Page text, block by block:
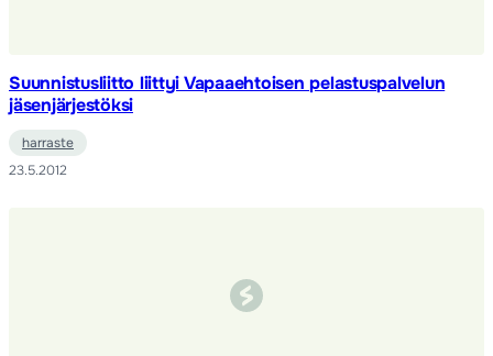
Suunnistusliitto liittyi Vapaaehtoisen pelastuspalvelun
jäsenjärjestöksi
harraste
23.5.2012